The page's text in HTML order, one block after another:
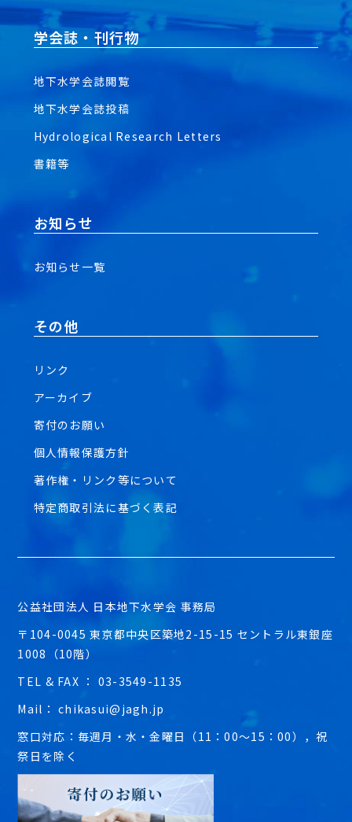
学会誌・刊行物
地下水学会誌閲覧
地下水学会誌投稿
Hydrological Research Letters
書籍等
お知らせ
お知らせ一覧
その他
リンク
アーカイブ
寄付のお願い
個人情報保護方針
著作権・リンク等について
特定商取引法に基づく表記
公益社団法人 日本地下水学会 事務局
〒104-0045 東京都中央区築地2-15-15 セントラル東銀座
1008（10階）
TEL & FAX ： 03-3549-1135
Mail： chikasui@jagh.jp
窓口対応：毎週月・水・金曜日（11：00～15：00），祝
祭日を除く